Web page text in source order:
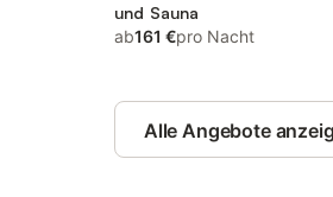
und Sauna
ab161 €pro Nacht
Alle Angebote